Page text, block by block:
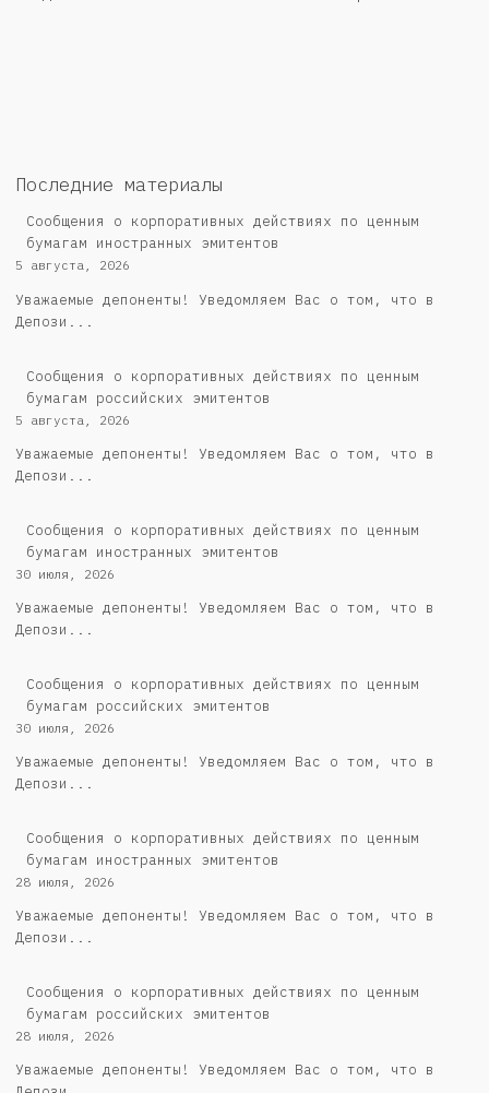
Последние материалы
Сообщения о корпоративных действиях по ценным
бумагам иностранных эмитентов
5 августа, 2026
Уважаемые депоненты! Уведомляем Вас о том, что в
Депози...
Cообщения о корпоративных действиях по ценным
бумагам российских эмитентов
5 августа, 2026
Уважаемые депоненты! Уведомляем Вас о том, что в
Депози...
Сообщения о корпоративных действиях по ценным
бумагам иностранных эмитентов
30 июля, 2026
Уважаемые депоненты! Уведомляем Вас о том, что в
Депози...
Cообщения о корпоративных действиях по ценным
бумагам российских эмитентов
30 июля, 2026
Уважаемые депоненты! Уведомляем Вас о том, что в
Депози...
Сообщения о корпоративных действиях по ценным
бумагам иностранных эмитентов
28 июля, 2026
Уважаемые депоненты! Уведомляем Вас о том, что в
Депози...
Cообщения о корпоративных действиях по ценным
бумагам российских эмитентов
28 июля, 2026
Уважаемые депоненты! Уведомляем Вас о том, что в